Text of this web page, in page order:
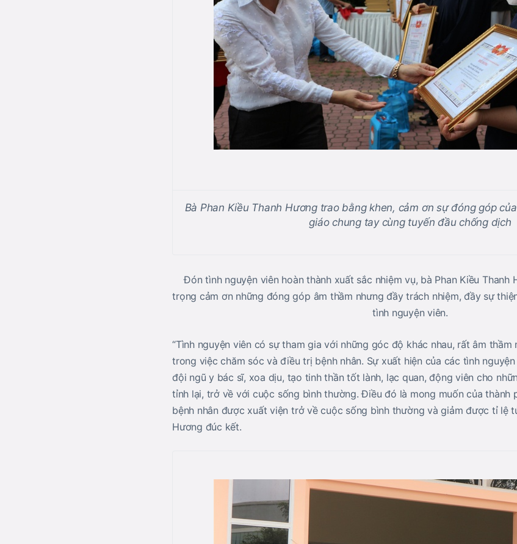
Bà Phan Kiều Thanh Hương trao bằng khen, cảm ơn sự đóng góp
giáo chung tay cùng tuyến đầu chống dịch
Đón tình nguyện viên hoàn thành xuất sắc nhiệm vụ, bà Phan Kiều
trọng cảm ơn những đóng góp âm thầm nhưng đầy trách nhiệm, đầy sự
tình nguyện viên.
“Tình nguyện viên có sự tham gia với những góc độ khác nhau, rất âm
trong việc chăm sóc và điều trị bệnh nhân. Sự xuất hiện của các tình
đội ngũ y bác sĩ, xoa dịu, tạo tinh thần tốt lành, lạc quan, động viên cho
tỉnh lại, trở về với cuộc sống bình thường. Điều đó là mong muốn của thành
bệnh nhân được xuất viện trở về cuộc sống bình thường và giảm được tỉ lệ
Hương đúc kết.